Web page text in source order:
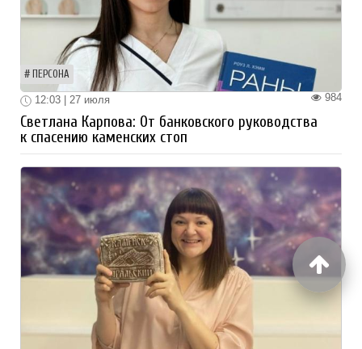
ПЕРСОНА
984
12:03 | 27 июля
Светлана Карпова: От банковского руководства
к спасению каменских стоп